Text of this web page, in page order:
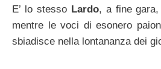
E’ lo stesso Lardo, a fine
mentre le voci di esonero
sbiadisce nella lontananza dei